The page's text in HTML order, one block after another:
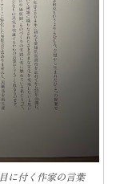
に付く作家の言葉